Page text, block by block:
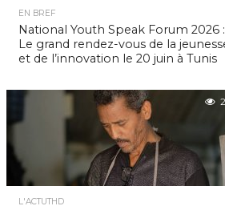
EN BREF
National Youth Speak Forum 2026 :
Le grand rendez-vous de la
et de l’innovation le 20 juin à Tunis
L'ACTUTHD